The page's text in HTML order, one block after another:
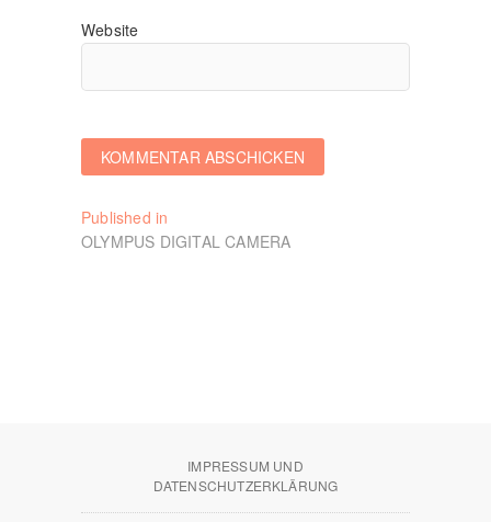
Website
Beitragsnavigation
Published in
OLYMPUS DIGITAL CAMERA
IMPRESSUM UND
DATENSCHUTZERKLÄRUNG